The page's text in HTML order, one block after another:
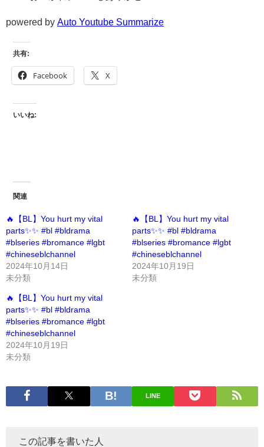
powered by Auto Youtube Summarize
共有:
Facebook X
いいね:
関連
🔥【BL】You hurt my vital
parts✨✨ #bl #bldrama
#blseries #bromance #lgbt
#chineseblchannel
2024年10月14日
未分類
🔥【BL】You hurt my vital
parts✨✨ #bl #bldrama
#blseries #bromance #lgbt
#chineseblchannel
2024年10月19日
未分類
🔥【BL】You hurt my vital
parts✨✨ #bl #bldrama
#blseries #bromance #lgbt
#chineseblchannel
2024年10月19日
未分類
LINE
この記事を書いた人